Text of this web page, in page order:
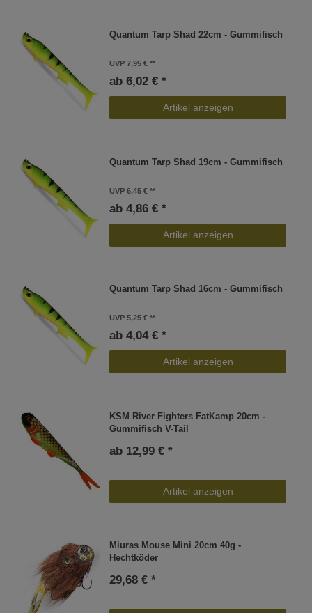
Quantum Tarp Shad 22cm - Gummifisch
UVP 7,95 €
ab 6,02 € *
Artikel anzeigen
Quantum Tarp Shad 19cm - Gummifisch
UVP 6,45 €
ab 4,86 € *
Artikel anzeigen
Quantum Tarp Shad 16cm - Gummifisch
UVP 5,25 €
ab 4,04 € *
Artikel anzeigen
KSM River Fighters FatKamp 20cm -
Gummifisch V-Tail
ab 12,99 € *
Artikel anzeigen
Miuras Mouse Mini 20cm 40g -
Hechtköder
29,68 € *